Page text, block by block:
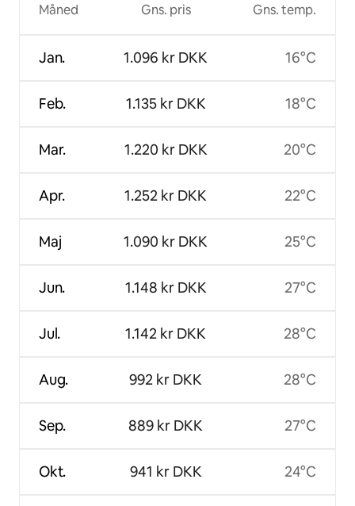
Måned
Jan.
Feb.
Mar.
Apr.
Maj
Jun.
Jul.
Aug.
Sep.
Okt.
Gns. pris
1.096 kr DKK
1.135 kr DKK
1.220 kr DKK
1.252 kr DKK
1.090 kr DKK
1.148 kr DKK
1.142 kr DKK
992 kr DKK
889 kr DKK
941 kr DKK
Gns. temp.
16°C
18°C
20°C
22°C
25°C
27°C
28°C
28°C
27°C
24°C